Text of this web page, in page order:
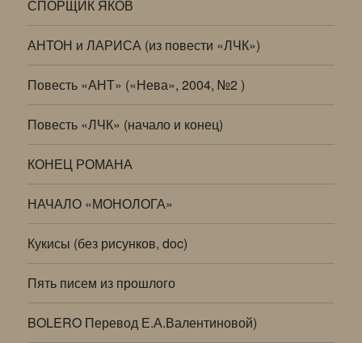
СПОРЩИК ЯКОВ
АНТОН и ЛАРИСА (из повести «ЛЧК»)
Повесть «АНТ» («Нева», 2004, №2 )
Повесть «ЛЧК» (начало и конец)
КОНЕЦ РОМАНА
НАЧАЛО «МОНОЛОГА»
Кукисы (без рисунков, doc)
Пять писем из прошлого
BOLERO Перевод Е.А.Валентиновой)